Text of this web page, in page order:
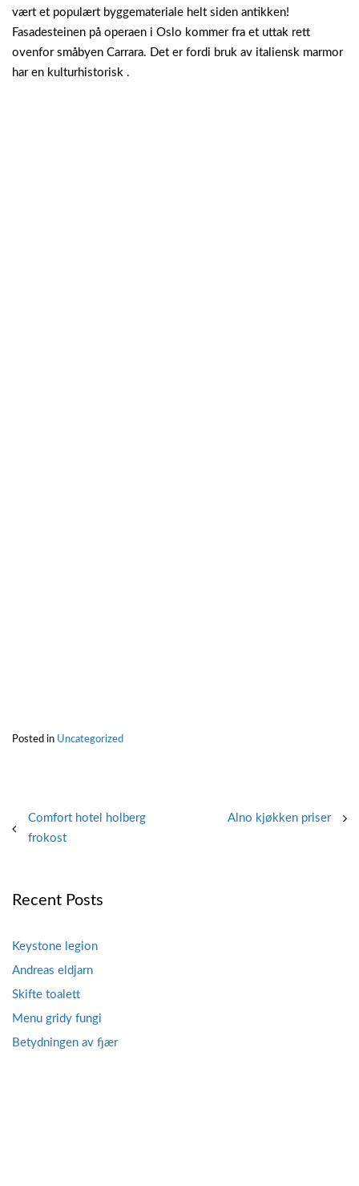
vært et populært byggemateriale helt siden antikken!
Fasadesteinen på operaen i Oslo kommer fra et uttak rett
ovenfor småbyen Carrara. Det er fordi bruk av italiensk marmor
har en kulturhistorisk .
Posted in Uncategorized
Post
navigation
Comfort hotel holberg
frokost
Alno kjøkken priser
Recent Posts
Keystone legion
Andreas eldjarn
Skifte toalett
Menu gridy fungi
Betydningen av fjær